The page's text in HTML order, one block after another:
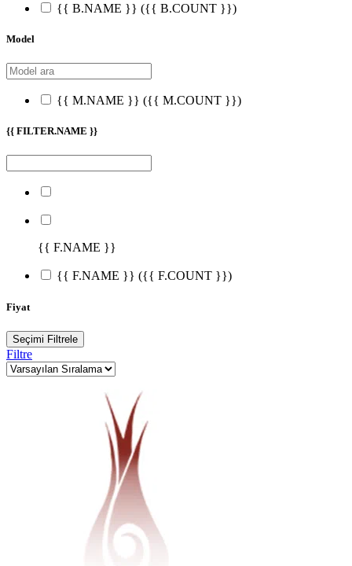
{{ B.NAME }} ({{ B.COUNT }})
Model
{{ M.NAME }} ({{ M.COUNT }})
{{ FILTER.NAME }}
{{ F.NAME }}
{{ F.NAME }} ({{ F.COUNT }})
Fiyat
Seçimi Filtrele
Filtre